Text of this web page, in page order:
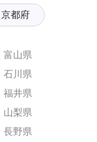
京都府
富山県
石川県
福井県
山梨県
長野県